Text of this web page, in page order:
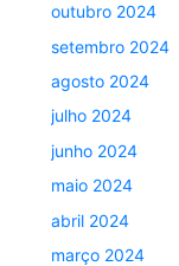
outubro 2024
setembro 2024
agosto 2024
julho 2024
junho 2024
maio 2024
abril 2024
março 2024